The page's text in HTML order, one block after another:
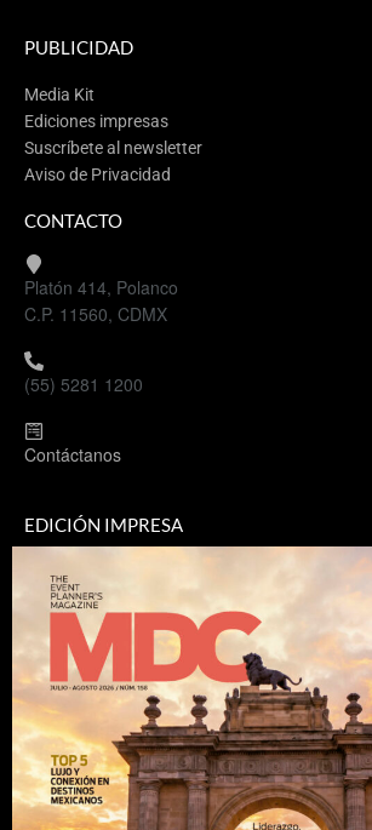
PUBLICIDAD
Media Kit
Ediciones impresas
Suscríbete al newsletter
Aviso de Privacidad
CONTACTO
Platón 414, Polanco
C.P. 11560, CDMX
(55) 5281 1200
Contáctanos
EDICIÓN IMPRESA